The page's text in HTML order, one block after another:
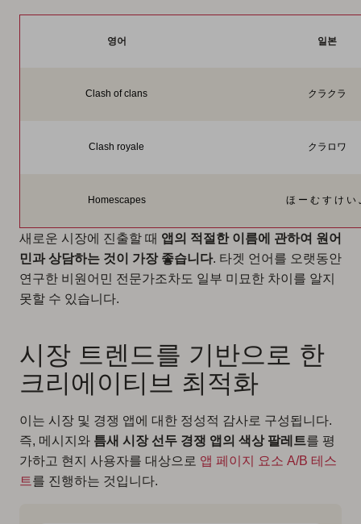
영어 일본
Clash of clans クラクラ
Clash royale クラロワ
Homescapes ほ ー む す け い
새로운 시장에 진출할 때 앱의 적절한 이름에 관하여 원어
민과 상담하는 것이 가장 좋습니다. 타겟 언어를 오랫동안
연구한 비원어민 전문가조차도 일부 미묘한 차이를 알지
못할 수 있습니다.
시장 트렌드를 기반으로 한
크리에이티브 최적화
이는 시장 및 경쟁 앱에 대한 정성적 감사로 구성됩니다.
즉, 메시지와 틈새 시장 선두 경쟁 앱의 색상 팔레트를 평
가하고 현지 사용자를 대상으로 앱 페이지 요소 A/B 테스
트 를 진행하는 것입니다.